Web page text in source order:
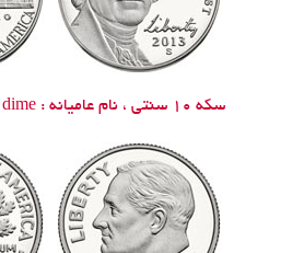
سکه 10 سنتی ، نام عامیانه : dime